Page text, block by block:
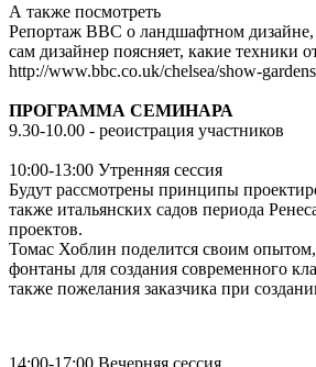
А также посмотреть
Репортаж BBC о ландшафтном
сам дизайнер поясняет, какие техники
http://www.bbc.co.uk/chelsea/show-
ПРОГРАММА СЕМИНАРА
9.30-10.00 - реоистрация участников
10:00-13:00 Утренняя сессия
Будут рассмотрены принципы
также итальянских садов периода
проектов.
Томас Хоблин поделится своим опытом,
фонтаны для создания современного
также пожелания заказчика при
14:00-17:00 Вечерняя сессия